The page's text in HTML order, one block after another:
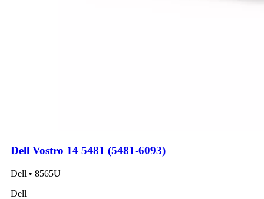
Dell Vostro 14 5481 (5481-6093)
Dell • 8565U
Dell